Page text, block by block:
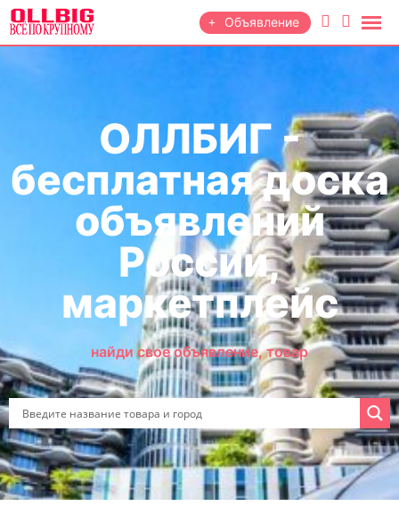
Объявление
ОЛЛБИГ -
бесплатная доска
объявлений
России,
маркетплейс
найди свое объявление, товар